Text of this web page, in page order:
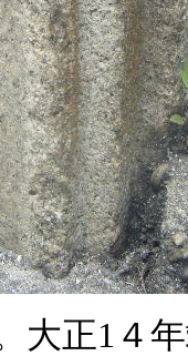
大正1４